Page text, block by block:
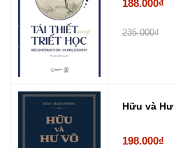
188.000₫
235.000₫
Hữu và
198.000₫